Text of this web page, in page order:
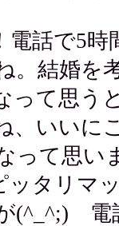
電話で5
。結婚を
って思う
、いいに
って思い
ッタリマ
(^_^;) 電